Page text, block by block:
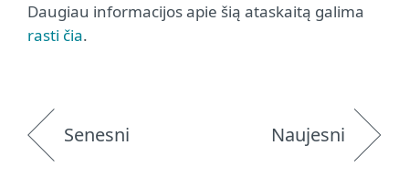
Daugiau informacijos apie šią ataskaitą galima
rasti čia.
Senesni Naujesni